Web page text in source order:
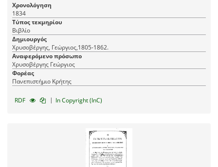
Χρονολόγηση
1834
Τύπος τεκμηρίου
Βιβλίο
Δημιουργός
Χρυσοβέργης, Γεώργιος,1805-1862.
Αναφερόμενο πρόσωπο
Χρυσοβέργης Γεώργιος
Φορέας
Πανεπιστήμιο Κρήτης
RDF | In Copyright (InC)